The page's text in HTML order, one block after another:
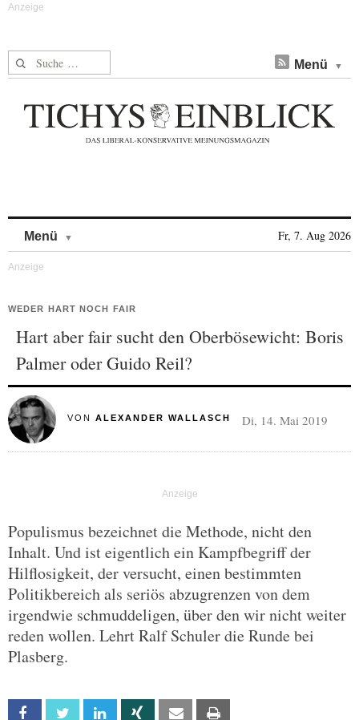
Suche nach: Menü
Menü Fr, 7. Aug 2026
WEDER HART NOCH FAIR
Hart aber fair sucht den Oberbösewicht: Boris
Palmer oder Guido Reil?
VON ALEXANDER WALLASCH Di, 14. Mai 2019
Populismus bezeichnet die Methode, nicht den
Inhalt. Und ist eigentlich ein Kampfbegriff der
Hilflosigkeit, der versucht, einen bestimmten
Politikbereich als seriös abzugrenzen von dem
irgendwie schmuddeligen, über den wir nicht weiter
reden wollen. Lehrt Ralf Schuler die Runde bei
Plasberg.
Facebook Twitter Linkedin Xing Email